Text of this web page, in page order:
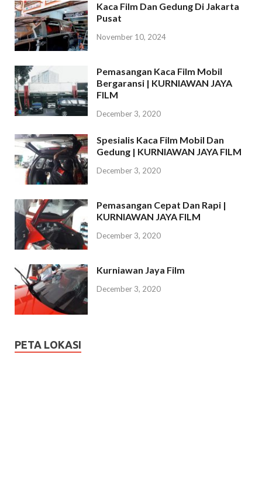
Kaca Film Dan Gedung Di Jakarta
Pusat
November 10, 2024
Pemasangan Kaca Film Mobil
Bergaransi | KURNIAWAN JAYA
FILM
December 3, 2020
Spesialis Kaca Film Mobil Dan
Gedung | KURNIAWAN JAYA FILM
December 3, 2020
Pemasangan Cepat Dan Rapi |
KURNIAWAN JAYA FILM
December 3, 2020
Kurniawan Jaya Film
December 3, 2020
PETA LOKASI